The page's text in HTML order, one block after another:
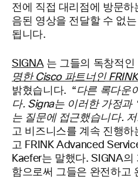
전에 직접 대리점에 방문
음된 영상을 전달할 수 없
됩니다.
SIGNA는 그들의 독창적인
명한 Cisco 파트너인 FRINK
밝혔습니다. “다른 록다운
다. Signa는 이러한 가정과
는 질문에 접근했습니다.
고 비즈니스를 계속 진행하
고 FRINK Advanced
Kaefer는 말했다. SIGNA
함으로써 그들은 완전하고